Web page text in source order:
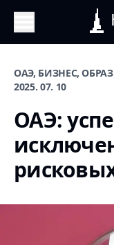
ОАЭ, БИЗНЕС,
2025. 07. 10
ОАЭ: